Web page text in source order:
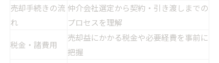
売却手続きの流
れ
仲介会社選定から契約・引き渡しまでの
プロセスを理解
税金・諸費用
売却益にかかる税金や必要経費を事前に
把握